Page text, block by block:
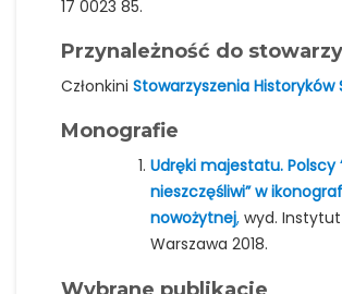
17 0023 85.
Przynależność do
Członkini Stowarzyszenia Historyków
Monografie
Udręki majestatu. Polscy
nieszczęśliwi” w
nowożytnej, wyd. Instytut
Warszawa 2018.